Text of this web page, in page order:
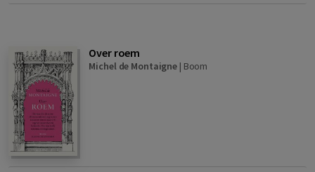
Over roem
Michel de Montaigne | Boom